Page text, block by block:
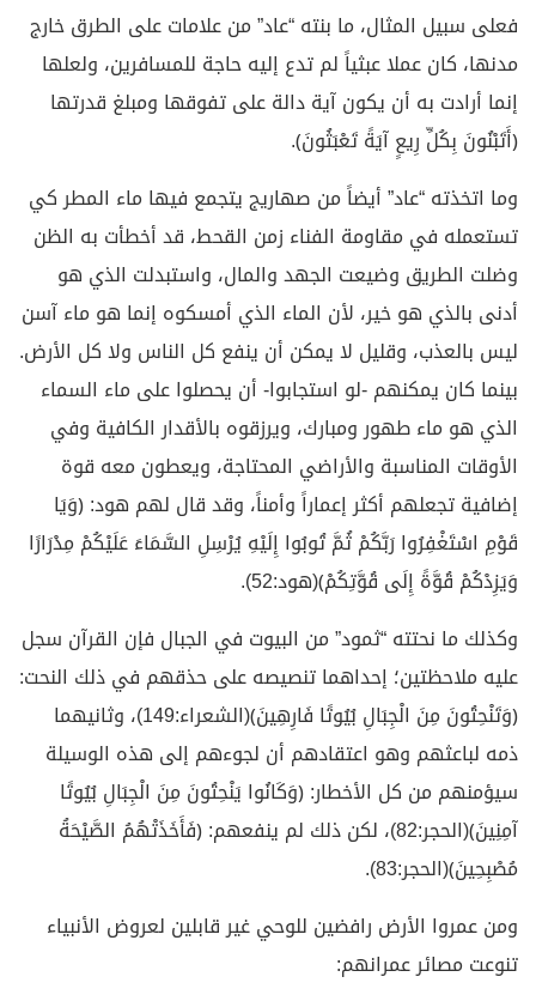
فعلى سبيل المثال، ما بنته “عاد” من علامات على الطرق خارج
مدنها، كان عملا عبثياً لم تدع إليه حاجة للمسافرين، ولعلها
إنما أرادت به أن يكون آية دالة على تفوقها ومبلغ قدرتها
﴿أَتَبْنُونَ بِكُلِّ رِيعٍ آيَةً تَعْبَثُونَ﴾.
وما اتخذته “عاد” أيضاً من صهاريج يتجمع فيها ماء المطر كي
تستعمله في مقاومة الفناء زمن القحط، قد أخطأت به الظن
وضلت الطريق وضيعت الجهد والمال، واستبدلت الذي هو
أدنى بالذي هو خير، لأن الماء الذي أمسكوه إنما هو ماء آسن
ليس بالعذب، وقليل لا يمكن أن ينفع كل الناس ولا كل الأرض.
بينما كان يمكنهم -لو استجابوا- أن يحصلوا على ماء السماء
الذي هو ماء طهور ومبارك، ويرزقوه بالأقدار الكافية وفي
الأوقات المناسبة والأراضي المحتاجة، ويعطون معه قوة
إضافية تجعلهم أكثر إعماراً وأمناً، وقد قال لهم هود: ﴿وَيَا
قَوْمِ اسْتَغْفِرُوا رَبَّكُمْ ثُمَّ تُوبُوا إِلَيْهِ يُرْسِلِ السَّمَاءَ عَلَيْكُمْ مِدْرَارًا
وَيَزِدْكُمْ قُوَّةً إِلَى قُوَّتِكُمْ﴾(هود:52).
وكذلك ما نحتته “ثمود” من البيوت في الجبال فإن القرآن سجل
عليه ملاحظتين؛ إحداهما تنصيصه على حذقهم في ذلك النحت:
﴿وَتَنْحِتُونَ مِنَ الْجِبَالِ بُيُوتًا فَارِهِينَ﴾(الشعراء:149)، وثانيهما
ذمه لباعثهم وهو اعتقادهم أن لجوءهم إلى هذه الوسيلة
سيؤمنهم من كل الأخطار: ﴿وَكَانُوا يَنْحِتُونَ مِنَ الْجِبَالِ بُيُوتًا
آمِنِينَ﴾(الحجر:82)، لكن ذلك لم ينفعهم: ﴿فَأَخَذَتْهُمُ الصَّيْحَةُ
مُصْبِحِينَ﴾(الحجر:83).
ومن عمروا الأرض رافضين للوحي غير قابلين لعروض الأنبياء
تنوعت مصائر عمرانهم: